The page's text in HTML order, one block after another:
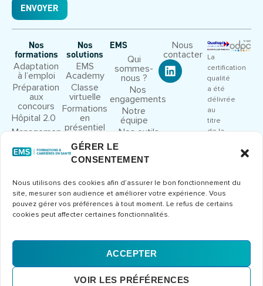
GÉRER LE
CONSENTEMENT
Nous utilisons des cookies afin d’assurer le bon fonctionnement du
site, mesurer son audience et améliorer votre expérience. Vous
pouvez gérer vos préférences à tout moment. Le refus de certains
cookies peut affecter certaines fonctionnalités.
ACCEPTER
VOIR LES PRÉFÉRENCES
ENVOYER
Nos
formations
Adaptation
à l’emploi
Préparation
aux
concours
Hôpital 2.0
Management
Droit et
Congrès et
séminaires
Formations
métier
Nos
solutions
EMS
Academy
Classe
virtuelle
Formations
en
présentiel
EMS
Qui
sommes-
nous ?
Nos
engagements
Notre
équipe
Nos outils
pédagogiques
rejoindre
Nous
contacter
La
certification
qualité
a été
délivrée
au
titre
de la
ACTIONS
DE
FORMATION
MentionsCGVPolitique de
confidentialité
© 2026 Europe Management